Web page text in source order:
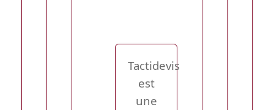
Tactidevis
est
une